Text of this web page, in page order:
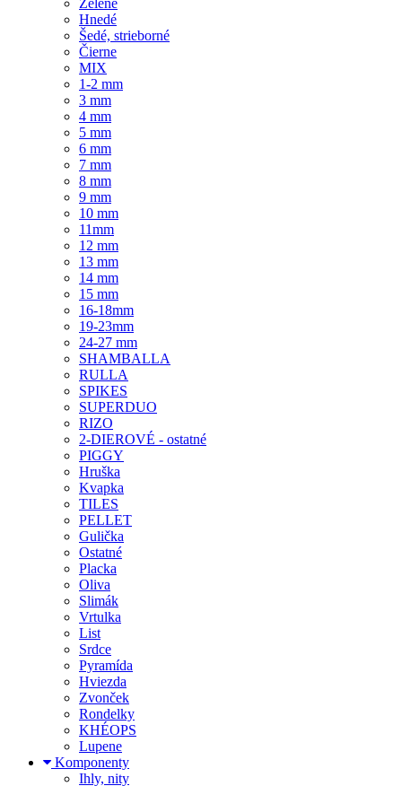
Zelené
Hnedé
Šedé, strieborné
Čierne
MIX
1-2 mm
3 mm
4 mm
5 mm
6 mm
7 mm
8 mm
9 mm
10 mm
11mm
12 mm
13 mm
14 mm
15 mm
16-18mm
19-23mm
24-27 mm
SHAMBALLA
RULLA
SPIKES
SUPERDUO
RIZO
2-DIEROVÉ - ostatné
PIGGY
Hruška
Kvapka
TILES
PELLET
Gulička
Ostatné
Placka
Oliva
Slimák
Vrtulka
List
Srdce
Pyramída
Hviezda
Zvonček
Rondelky
KHÉOPS
Lupene
Komponenty
Ihly, nity